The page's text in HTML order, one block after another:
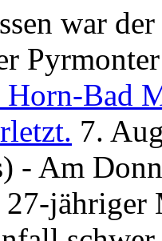
war
Bad
7.
- Am
jähriger